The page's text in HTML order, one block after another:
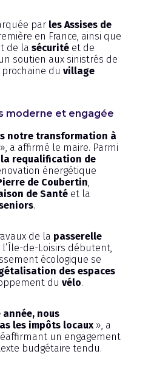
par les Assises de
en France, ainsi que
de la sécuritéet de
soutien aux sinistrés de
prochaine du village
moderne et engagée
notre transformation à
a affirmé le maire. Parmi
la requalification de
énergétique
de Coubertin
de Santéet la
.
de la passerelle
de-Loisirs débutent,
écologique se
des espaces
du vélo.
année, nous
les impôts locaux», a
un engagement
budgétaire tendu.